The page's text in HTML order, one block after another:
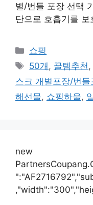
별/번들 포장 선택
단으로 호흡기를 보
카
테
리
쇼핑
태
그
50개 , 꿀템추천 ,
스크 개별포장/번들
해선물, 쇼핑하울,
new